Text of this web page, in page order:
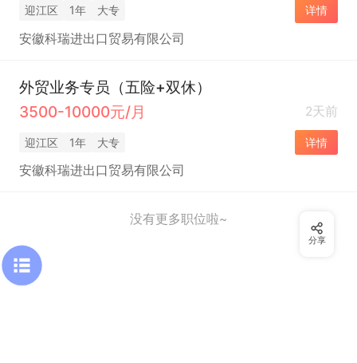
迎江区 1年 大专 详情
安徽科瑞进出口贸易有限公司
外贸业务专员（五险+双休）
3500-10000元/月
2天前
迎江区 1年 大专 详情
安徽科瑞进出口贸易有限公司
没有更多职位啦~
分享